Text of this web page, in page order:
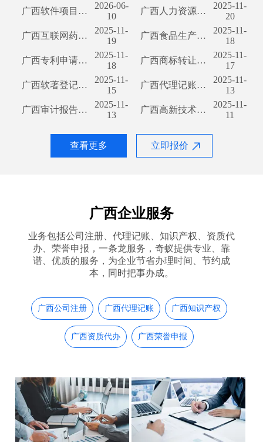
广西软件项目验收测试报告详解
2026-06-
10
广西人力资源许可证代办流程及费用详解
2025-11-
20
广西互联网药品许可证代办流程及费用概述
2025-11-
19
广西食品生产许可证代办流程及费用详解
2025-11-
18
广西专利申请代办流程及费用解析
2025-11-
18
广西商标转让代办流程及费用详解
2025-11-
17
广西软著登记代办流程及费用详解
2025-11-
15
广西代理记账代办流程及费用详解
2025-11-
13
广西审计报告代办流程及费用解析
2025-11-
13
广西高新技术企业认定办理流程及所需材料全解析
2025-11-
11
查看更多 立即报价
广西企业服务
业务包括公司注册、代理记账、知识产权、资质代
办、荣誉申报，一条龙服务，奇蚁提供专业、靠
谱、优质的服务，为企业节省办理时间、节约成
本，同时把事办成。
广西公司注册 广西代理记账 广西知识产权
广西资质代办 广西荣誉申报